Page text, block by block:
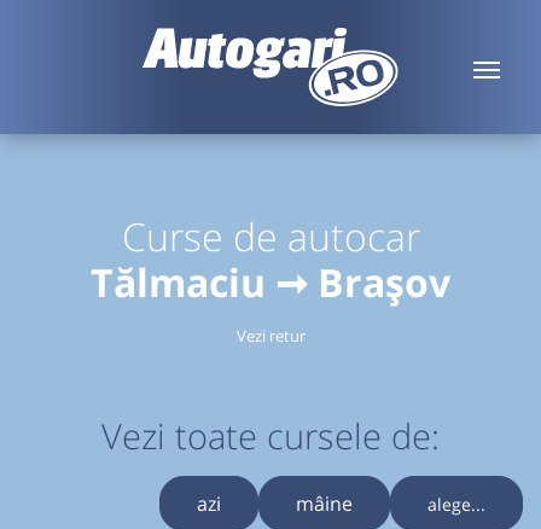
Curse de autocar
Tălmaciu ➞ Brașov
Vezi retur
Vezi toate cursele de:
azi mâine alege...